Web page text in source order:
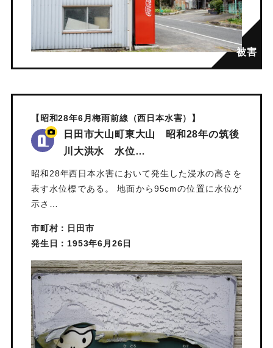
【昭和28年6月梅雨前線（西日本水害）】
日田市大山町東大山 昭和28年の筑後
川大洪水 水位…
昭和28年西日本水害において発生した浸水の高さを
表す水位標である。 地面から95cmの位置に水位が
示さ…
市町村：日田市
発生日：1953年6月26日